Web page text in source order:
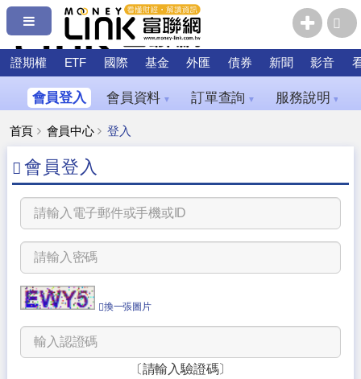
證期權 ETF 國際 基金 外匯 債券 新聞 影音
會員登入 會員資料 ▼ 訂單查詢 ▼ 服務說明 ▼
首頁 會員中心 登入
會員登入
換一張圖片
〔請輸入驗證碼〕